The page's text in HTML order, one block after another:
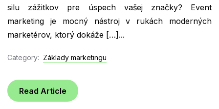
silu zážitkov pre úspech vašej značky? Event
marketing je mocný nástroj v rukách moderných
marketérov, ktorý dokáže […]...
Category: Základy marketingu
Read Article